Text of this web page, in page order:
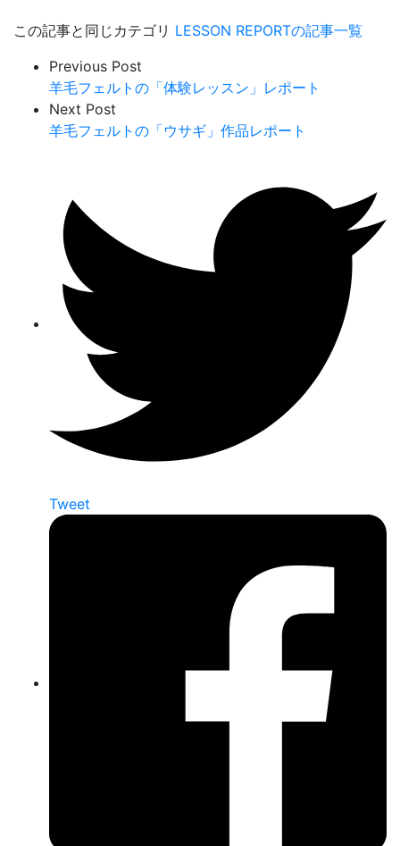
この記事と同じカテゴリ LESSON REPORTの記事一覧
Previous Post
羊毛フェルトの「体験レッスン」レポート
Next Post
羊毛フェルトの「ウサギ」作品レポート
Tweet